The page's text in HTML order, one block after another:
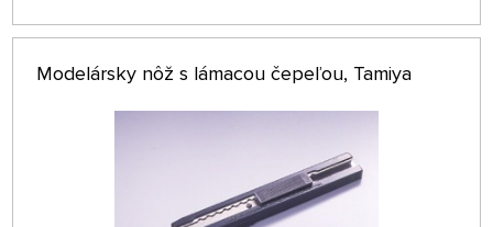
Modelársky nôž s lámacou čepeľou, Tamiya